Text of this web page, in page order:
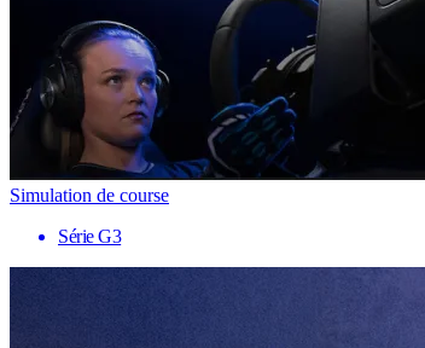
Simulation de course
Série G3